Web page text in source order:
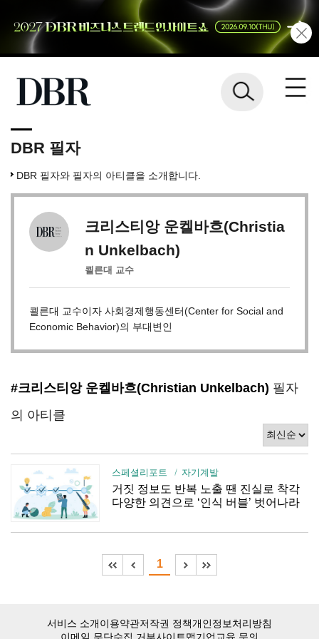
DBR 필자
DBR 필자와 필자의 아티클을 소개합니다.
크리스티앙 운켈바흐(Christia
n Unkelbach)
쾰른대 교수
쾰른대 교수이자 사회경제행동센터(Center for Social and
Economic Behavior)의 부대변인
#크리스티앙 운켈바흐(Christian Unkelbach) 필자
의 아티클
스페셜리포트 자기계발
거짓 정보도 반복 노출 땐 진실로 착각
다양한 의견으로 ‘인식 버블’ 벗어나라
1
서비스 소개이용약관저작권 정책개인정보처리방침
이메일 무단수집 거부사이트맵기업교육 문의